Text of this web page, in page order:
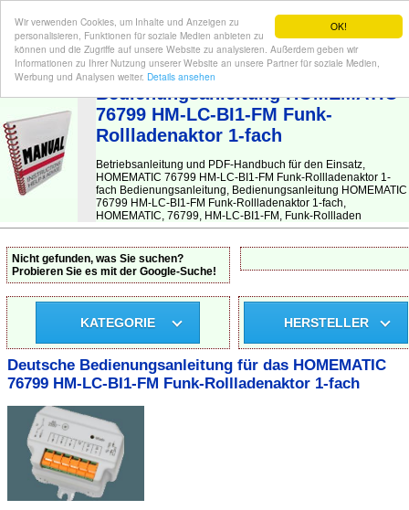
OK!
Wir verwenden Cookies, um Inhalte und Anzeigen zu
personalisieren, Funktionen für soziale Medien anbieten zu
können und die Zugriffe auf unsere Website zu analysieren. Außerdem geben wir
Informationen zu Ihrer Nutzung unserer Website an unsere Partner für soziale Medien,
Werbung und Analysen weiter. Details ansehen
BEDIENUNGSANLEITUNG| Hier finden Sie die deutsche Anleitung!
Bedienungsanleitung HOMEMATIC
76799 HM-LC-BI1-FM Funk-
Rollladenaktor 1-fach
Betriebsanleitung und PDF-Handbuch für den Einsatz,
HOMEMATIC 76799 HM-LC-BI1-FM Funk-Rollladenaktor 1-
fach Bedienungsanleitung, Bedienungsanleitung HOMEMATIC
76799 HM-LC-BI1-FM Funk-Rollladenaktor 1-fach,
HOMEMATIC, 76799, HM-LC-BI1-FM, Funk-Rollladen
Nicht gefunden, was Sie suchen?
Probieren Sie es mit der Google-Suche!
KATEGORIE HERSTELLER
Deutsche Bedienungsanleitung für das HOMEMATIC
76799 HM-LC-BI1-FM Funk-Rollladenaktor 1-fach